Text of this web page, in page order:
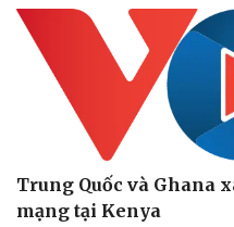
Trung Quốc và Ghana
mạng tại Kenya